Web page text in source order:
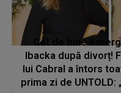
Cât de bine îi
Ibacka după divorț!
lui Cabral a întors
prima zi de UNTOLD: